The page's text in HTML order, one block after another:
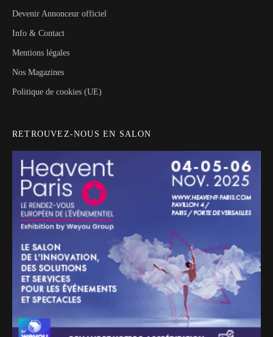
Devenir Annonceur officiel
Info & Contact
Mentions légales
Nos Magazines
Politique de cookies (UE)
RETROUVEZ-NOUS EN SALON